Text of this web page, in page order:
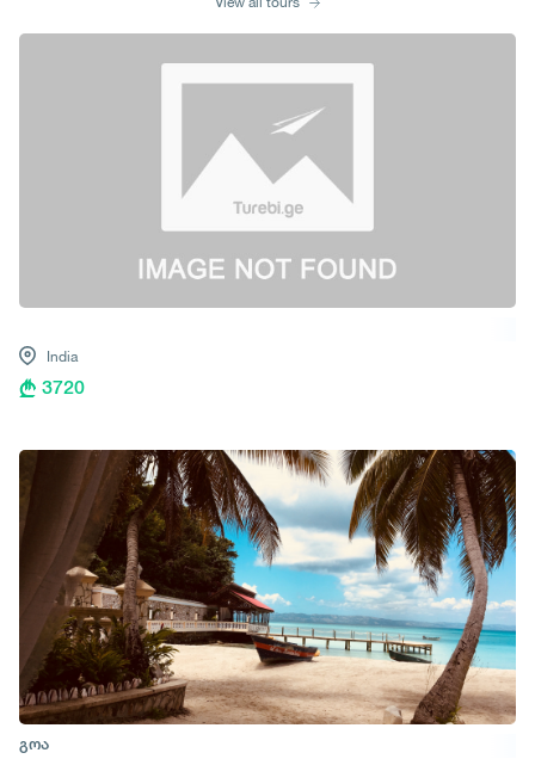
India
3720
გოა